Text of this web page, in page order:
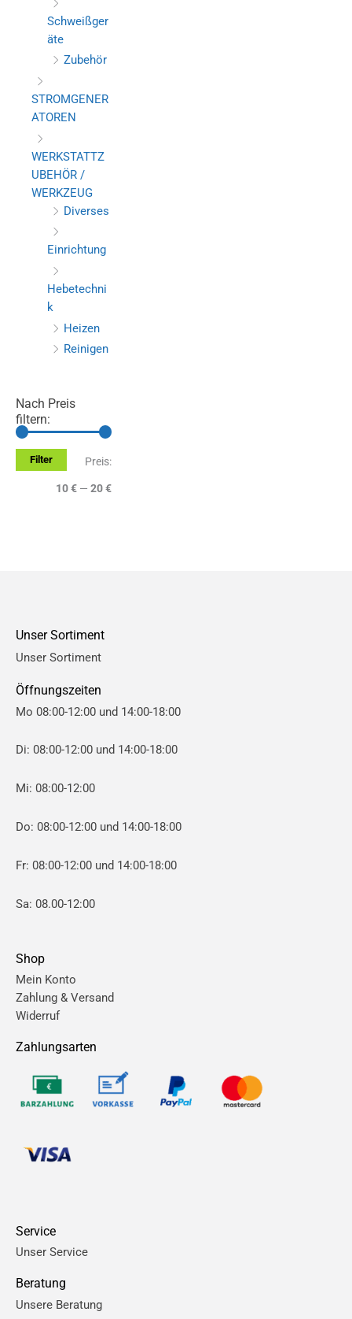
Schweißger
äte
Zubehör
STROMGENER
ATOREN
WERKSTATTZ
UBEHÖR /
WERKZEUG
Diverses
Einrichtung
Hebetechni
k
Heizen
Reinigen
Nach Preis
filtern:
M
i
M
a
Filter
Preis:
10 € —20 €
Unser Sortiment
Unser Sortiment
Öffnungszeiten
Mo 08:00-12:00 und 14:00-18:00
Di: 08:00-12:00 und 14:00-18:00
Mi: 08:00-12:00
Do: 08:00-12:00 und 14:00-18:00
Fr: 08:00-12:00 und 14:00-18:00
Sa: 08.00-12:00
Shop
Mein Konto
Zahlung & Versand
Widerruf
Zahlungsarten
Service
Unser Service
Beratung
Unsere Beratung